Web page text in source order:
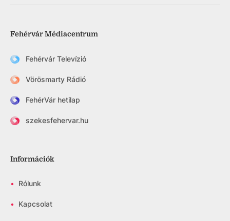
Fehérvár Médiacentrum
Fehérvár Televízió
Vörösmarty Rádió
FehérVár hetilap
szekesfehervar.hu
Információk
• Rólunk
• Kapcsolat